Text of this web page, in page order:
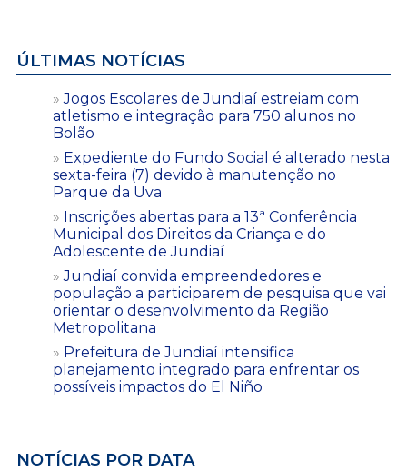
ÚLTIMAS NOTÍCIAS
Jogos Escolares de Jundiaí estreiam com
atletismo e integração para 750 alunos no
Bolão
Expediente do Fundo Social é alterado nesta
sexta-feira (7) devido à manutenção no
Parque da Uva
Inscrições abertas para a 13ª Conferência
Municipal dos Direitos da Criança e do
Adolescente de Jundiaí
Jundiaí convida empreendedores e
população a participarem de pesquisa que vai
orientar o desenvolvimento da Região
Metropolitana
Prefeitura de Jundiaí intensifica
planejamento integrado para enfrentar os
possíveis impactos do El Niño
NOTÍCIAS POR DATA